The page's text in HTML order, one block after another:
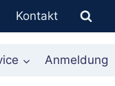
Kontakt
Anmeldung